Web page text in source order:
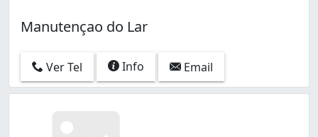
Manutençao do Lar
Ver Tel Info Email